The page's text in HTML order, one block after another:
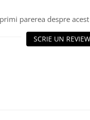
parerea despre
SCRIE UN REVIEW